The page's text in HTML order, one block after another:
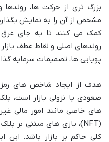
بزرگ تری از حرکت ها،
مشخص از آن را به نمایش
کمک می کنند تا به جای
روندهای اصلی و نقاط عطف
پویایی ها، تصمیمات سرمایه
هدف از ایجاد شاخص های
صعودی یا نزولی بازار است،
کلی حاکم بر بازار باشد. این